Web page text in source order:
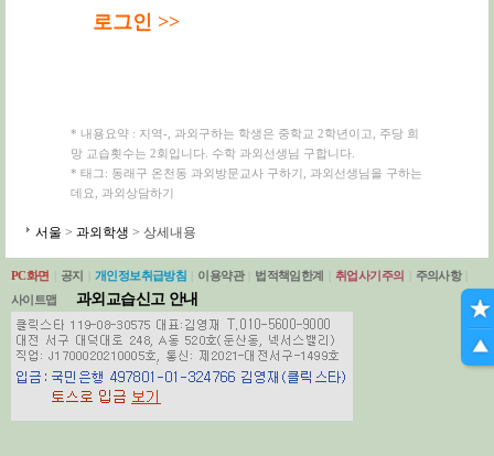
로그인 >>
* 내용요약 : 지역-, 과외구하는 학생은 중학교 2학년이고, 주당 희
망 교습횟수는 2회입니다. 수학 과외선생님 구합니다.
* 태그: 동래구 온천동 과외방문교사 구하기, 과외선생님을 구하는
데요, 과외상담하기
서울 > 과외학생 > 상세내용
PC화면 공지 개인정보취급방침 이용약관 법적책임한계 취업사기주의 주의사항
사이트맵
과외교습신고 안내